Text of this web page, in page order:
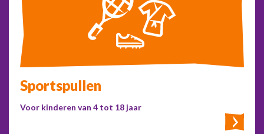
Sportspullen
Voor kinderen van 4 tot 18 jaar